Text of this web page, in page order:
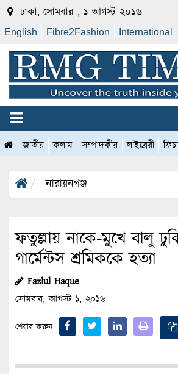
ঢাকা, সোমবার , ১ আগস্ট ২০১৬
English Fibre2Fashion International
জাতীয় কলাম সম্পাদকীয় লাইব্রেরী
নারায়নগঞ্জ
ফতুল্লায় নাকে-মুখে বালু
গার্মেন্টস শ্রমিককে হত্যা
Fazlul Haque
সোমবার, আগস্ট ১, ২০১৬
শেয়ার করুন